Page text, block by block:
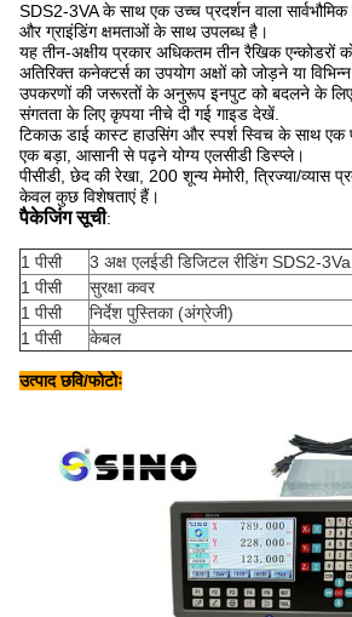
SDS2-3VA के साथ एक उच्च प्रदर्शन वाला सार्वभौमिक
और ग्राइंडिंग क्षमताओं के साथ उपलब्ध है।
यह तीन-अक्षीय प्रकार अधिकतम तीन रैखिक एन्कोडरों
अतिरिक्त कनेक्टर्स का उपयोग अक्षों को जोड़ने या विभिन्न
उपकरणों की जरूरतों के अनुरूप इनपुट को बदलने के लिए
संगतता के लिए कृपया नीचे दी गई गाइड देखें.
टिकाऊ डाई कास्ट हाउसिंग और स्पर्श स्विच के साथ
एक बड़ा, आसानी से पढ़ने योग्य एलसीडी डिस्प्ले।
पीसीडी, छेद की रेखा, 200 शून्य मेमोरी, त्रिज्या/
केवल कुछ विशेषताएं हैं।
पैकेजिंग सूची:
1 पीसी
3 अक्ष एलईडी डिजिटल रीडिंग SDS2-3Va
1 पीसी
सुरक्षा कवर
1 पीसी
निर्देश पुस्तिका (अंग्रेजी)
1 पीसी
केबल
उत्पाद छवि/फोटोः